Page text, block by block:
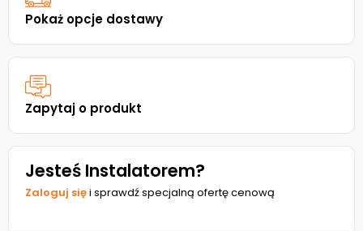
Pokaż opcje dostawy
Zapytaj o produkt
Jesteś Instalatorem?
Zaloguj sięi sprawdź specjalną ofertę cenową